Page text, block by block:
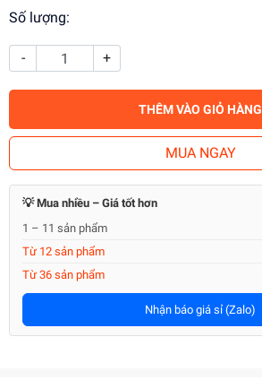
Số lượng:
- +
THÊM VÀO GIỎ HÀNG
MUA NGAY
💡 Mua nhiều – Giá tốt hơn
1 – 11 sản phẩm
Từ 12 sản phẩm
Từ 36 sản phẩm
Nhận báo giá sỉ (Zalo)